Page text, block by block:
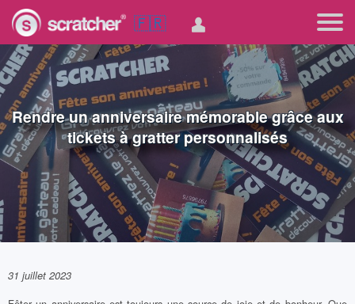
🇫🇷
Rendre un anniversaire mémorable grâce aux
tickets à gratter personnalisés
31 juillet 2023